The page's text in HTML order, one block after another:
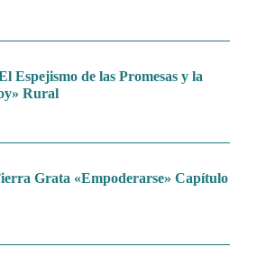
Espejismo de las Promesas y la
Rural
Grata «Empoderarse» Capítulo